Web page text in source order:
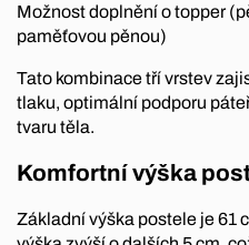
Možnost doplnění o topper
paměťovou pěnou)
Tato kombinace tří vrstev
tlaku, optimální podporu
tvaru těla.
Komfortní výška
Základní výška postele je 61